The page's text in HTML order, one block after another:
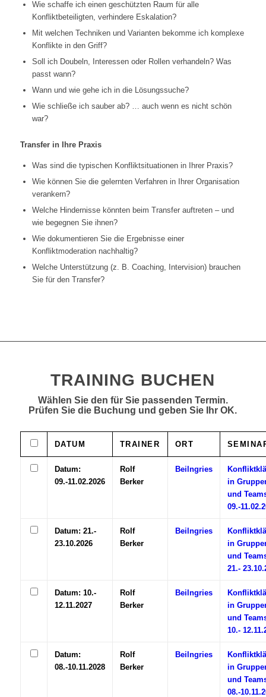
Wie schaffe ich einen geschützten Raum für alle
Konfliktbeteiligten, verhindere Eskalation?
Mit welchen Techniken und Varianten bekomme ich komplexe
Konflikte in den Griff?
Soll ich Doubeln, Interessen oder Rollen verhandeln? Was
passt wann?
Wann und wie gehe ich in die Lösungssuche?
Wie schließe ich sauber ab? … auch wenn es nicht schön
war?
Transfer in Ihre Praxis
Was sind die typischen Konfliktsituationen in Ihrer Praxis?
Wie können Sie die gelernten Verfahren in Ihrer Organisation
verankern?
Welche Hindernisse könnten beim Transfer auftreten – und
wie begegnen Sie ihnen?
Wie dokumentieren Sie die Ergebnisse einer
Konfliktmoderation nachhaltig?
Welche Unterstützung (z. B. Coaching, Intervision) brauchen
Sie für den Transfer?
TRAINING BUCHEN
Wählen Sie den für Sie passenden Termin.
Prüfen Sie die Buchung und geben Sie Ihr OK.
DATUM TRAINER ORT
Datum:
09.-11.02.2026
Rolf
Berker
Beilngries
in
und
09.-
Datum: 21.-
23.10.2026
Rolf
Berker
Beilngries
in
und
21.-
Datum: 10.-
12.11.2027
Rolf
Berker
Beilngries
in
und
10.-
Datum:
08.-10.11.2028
Rolf
Berker
Beilngries
in
und
08.-